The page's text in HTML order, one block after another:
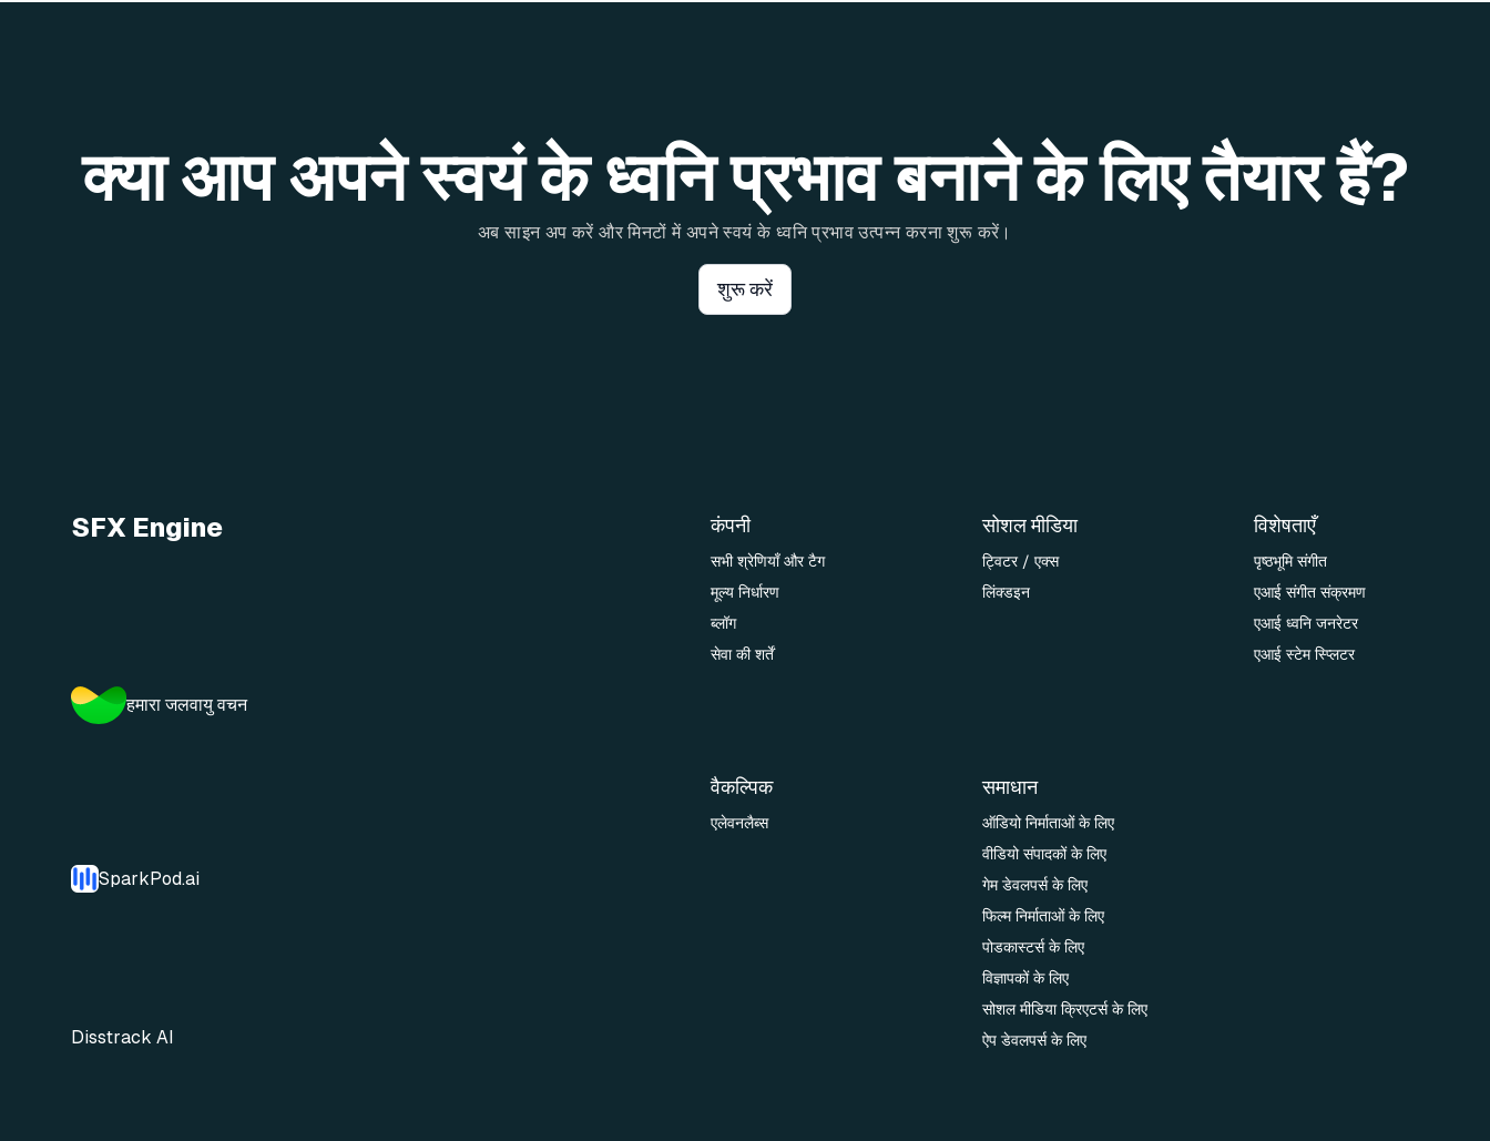
क्या आप अपने स्वयं के ध्वनि प्रभाव बनाने के लिए तैयार हैं?
अब साइन अप करें और मिनटों में अपने स्वयं के ध्वनि प्रभाव उत्पन्न करना शुरू करें।
शुरू करें
SFX Engine
हमारा जलवायु वचन
SparkPod.ai
Disstrack AI
कंपनी
सभी श्रेणियाँ और टैग
मूल्य निर्धारण
ब्लॉग
सेवा की शर्तें
सोशल मीडिया
ट्विटर / एक्स
लिंक्डइन
विशेषताएँ
पृष्ठभूमि संगीत
एआई संगीत संक्रमण
एआई ध्वनि जनरेटर
एआई स्टेम स्प्लिटर
वैकल्पिक
एलेवनलैब्स
समाधान
ऑडियो निर्माताओं के लिए
वीडियो संपादकों के लिए
गेम डेवलपर्स के लिए
फिल्म निर्माताओं के लिए
पोडकास्टर्स के लिए
विज्ञापकों के लिए
सोशल मीडिया क्रिएटर्स के लिए
ऐप डेवलपर्स के लिए